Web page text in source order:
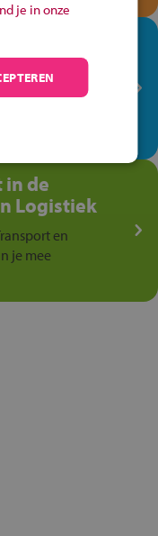
je op je
jouw talent
in de
Logistiek
en
je mee
je in onze